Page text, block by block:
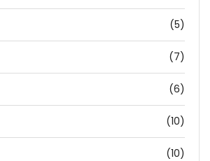
(5)
(7)
(6)
(10)
(10)